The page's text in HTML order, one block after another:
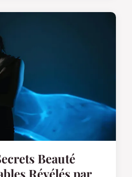
Beauté
Révélés par